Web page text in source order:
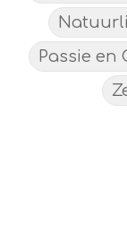
Passie en